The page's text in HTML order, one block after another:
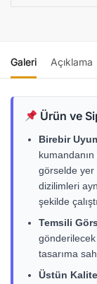
Galeri Açıklama
Ürün ve
Birebir
görselde
dizilimleri
şekilde
Temsili
tasarıma
Üstün